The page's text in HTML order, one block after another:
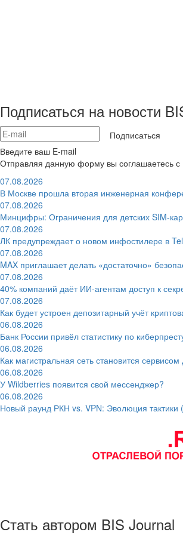
Подписаться на новости
Подписаться
Введите ваш E-mail
Отправляя данную форму вы соглашаетесь с
07.08.2026
В Москве прошла вторая инженерная
07.08.2026
Минцифры: Ограничения для детских SIM-
07.08.2026
ЛК предупреждает о новом инфостилере в
07.08.2026
MAX приглашает делать «достаточно»
07.08.2026
40% компаний даёт ИИ‑агентам доступ к
07.08.2026
Как будет устроен депозитарный учёт
06.08.2026
Банк России привёл статистику по
06.08.2026
Как магистральная сеть становится
06.08.2026
У Wildberries появится свой мессенджер?
06.08.2026
Новый раунд РКН vs. VPN: Эволюция тактики
Стать автором BIS Journal